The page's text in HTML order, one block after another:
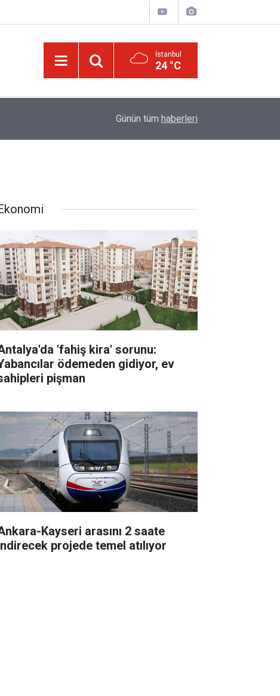
İstanbul
24 °C
Bilim insanlarından hafıza keşfi: Unutulan
Günün tüm haberleri
'fahiş kira' sorunu:
ödemeden gidiyor, ev
pişman
Kayseri arasını 2 saate
projede temel atılıyor